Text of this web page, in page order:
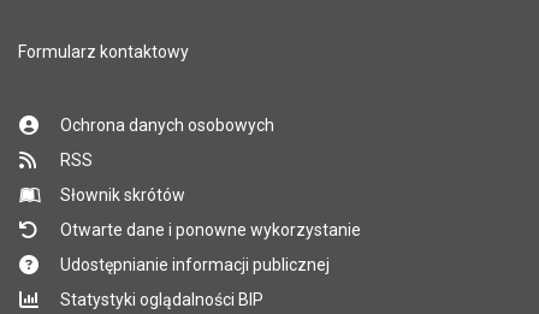
Formularz kontaktowy
Ochrona danych osobowych
RSS
Słownik skrótów
Otwarte dane i ponowne wykorzystanie
Udostępnianie informacji publicznej
Statystyki oglądalności BIP